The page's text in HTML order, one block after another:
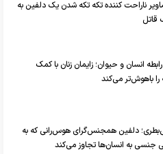
ناراحت کننده تکه تکه شدن یک دلفین به
انسان و حیوان؛ زایمان زنان با کمک
باهوش‌تر می‌کند
دلفین همجنس‌گرای هوس‌رانی که به
جنسی به انسان‌ها تجاوز می‌کند